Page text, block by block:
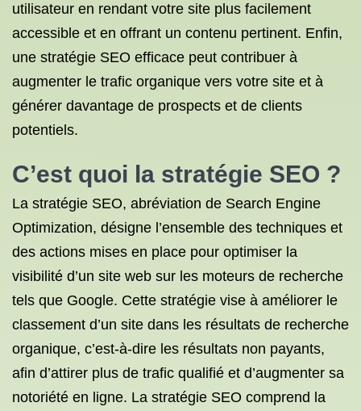
utilisateur en rendant votre site plus facilement
accessible et en offrant un contenu pertinent. Enfin,
une stratégie SEO efficace peut contribuer à
augmenter le trafic organique vers votre site et à
générer davantage de prospects et de clients
potentiels.
C’est quoi la stratégie SEO ?
La stratégie SEO, abréviation de Search Engine
Optimization, désigne l’ensemble des techniques et
des actions mises en place pour optimiser la
visibilité d’un site web sur les moteurs de recherche
tels que Google. Cette stratégie vise à améliorer le
classement d’un site dans les résultats de recherche
organique, c’est-à-dire les résultats non payants,
afin d’attirer plus de trafic qualifié et d’augmenter sa
notoriété en ligne. La stratégie SEO comprend la